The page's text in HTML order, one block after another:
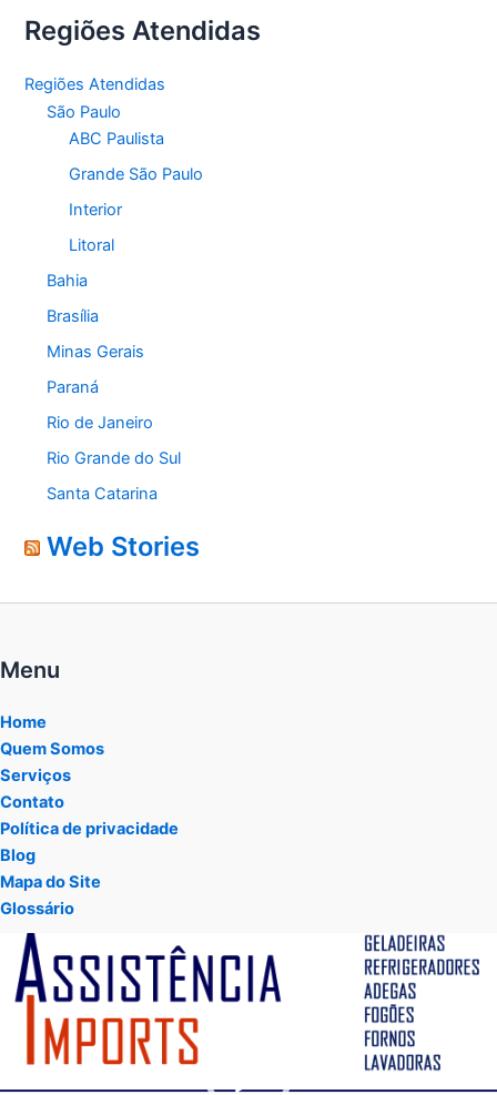
Regiões Atendidas
Regiões Atendidas
São Paulo
ABC Paulista
Grande São Paulo
Interior
Litoral
Bahia
Brasília
Minas Gerais
Paraná
Rio de Janeiro
Rio Grande do Sul
Santa Catarina
Web Stories
Menu
Home
Quem Somos
Serviços
Contato
Política de privacidade
Blog
Mapa do Site
Glossário
Tocador
vídeo